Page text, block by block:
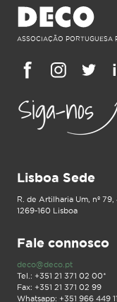
ASSOCIAÇÃO PORTUGUESA
Lisboa Sede
R. de Artilharia Um, nº 79,
1269-160 Lisboa
Fale connosco
deco@deco.pt
Tel.: +351 21 371 02 00*
Fax: +351 21 371 02 99
Whatsapp: +351 966 449